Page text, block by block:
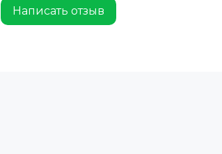
Написать отзыв